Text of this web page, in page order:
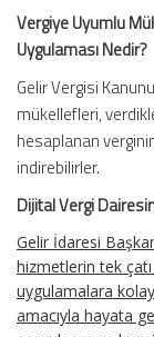
Vergiye Uyumlu
Uygulaması Nedir?
Gelir Vergisi
mükellefleri,
hesaplanan
indirebilirler.
Dijital Vergi
Gelir İdaresi
hizmetlerin tek
uygulamalara
amacıyla hayata